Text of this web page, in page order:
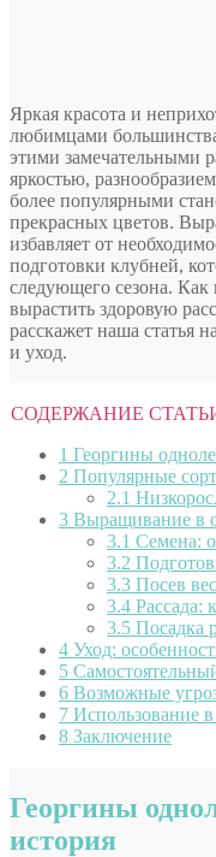
Яркая красота и
любимцами
этими замечательными
яркостью,
более популярными
прекрасных цветов.
избавляет от
подготовки клубней,
следующего сезона. Как
вырастить здоровую
расскажет наша статья
и уход.
СОДЕРЖАНИЕ
1 Георгины
2 Популярные
2.1
3 Выращивание в
3.1 Семена:
3.2
3.3 Посев
3.4 Рассада:
3.5 Посадка
4 Уход:
5
6 Возможные
7 Использование
8 Заключение
Георгины
история